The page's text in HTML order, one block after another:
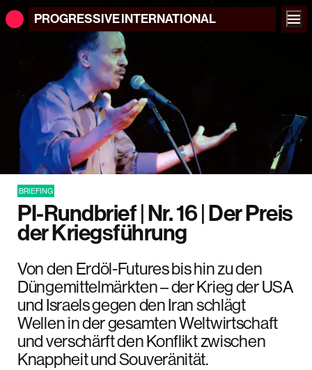
PROGRESSIVEINTERNATIONAL
BRIEFING
PI-Rundbrief | Nr. 16 | Der Preis
der Kriegsführung
Von den Erdöl-Futures bis hin zu den
Düngemittelmärkten – der Krieg der USA
und Israels gegen den Iran schlägt
Wellen in der gesamten Weltwirtschaft
und verschärft den Konflikt zwischen
Knappheit und Souveränität.